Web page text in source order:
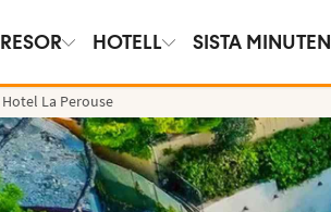
RESOR HOTELL SISTA MINUTEN
Hotel La Perouse